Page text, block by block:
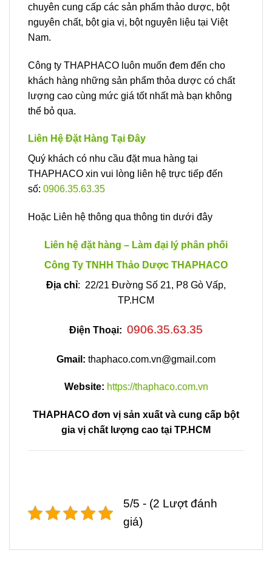
chuyên cung cấp các sản phẩm thảo dược, bột
nguyên chất, bột gia vị, bột nguyên liệu tại Việt
Nam.
Công ty THAPHACO luôn muốn đem đến cho
khách hàng những sản phẩm thỏa dược có chất
lượng cao cùng mức giá tốt nhất mà bạn không
thể bỏ qua.
Liên Hệ Đặt Hàng Tại Đây
Quý khách có nhu cầu đặt mua hàng tại
THAPHACO xin vui lòng liên hệ trực tiếp đến
số: 0906.35.63.35
Hoặc Liên hệ thông qua thông tin dưới đây
Liên hệ đặt hàng – Làm đại lý phân phối
Công Ty TNHH Thảo Dược THAPHACO
Địa chỉ: 22/21 Đường Số 21, P8 Gò Vấp,
TP.HCM
Điện Thoại: 0906.35.63.35
Gmail: thaphaco.com.vn@gmail.com
Website: https://thaphaco.com.vn
THAPHACO đơn vị sản xuất và cung cấp bột
gia vị chất lượng cao tại TP.HCM
5/5 - (2 Lượt đánh
giá)